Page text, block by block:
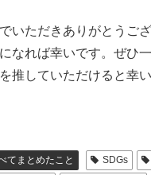
いただきありがとうご
なれば幸いです。ぜひ
推していただけると幸
てまとめたこと SDGs